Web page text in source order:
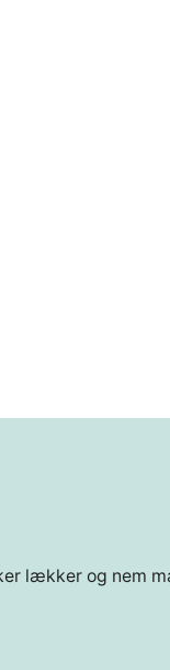
lækker og nem